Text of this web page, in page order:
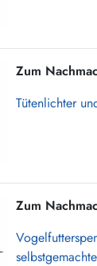
Zum
Tütenlichter
Zum